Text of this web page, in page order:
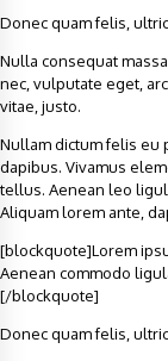
Donec quam felis,
Nulla consequat
nec, vulputate eget,
vitae, justo.
Nullam dictum felis eu
dapibus. Vivamus
tellus. Aenean leo
Aliquam lorem ante,
[blockquote]Lorem
Aenean commodo
[/blockquote]
Donec quam felis,